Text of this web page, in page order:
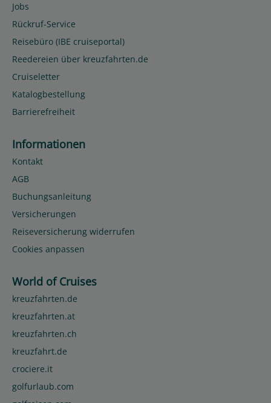
Jobs
Rückruf-Service
Reisebüro (IBE cruiseportal)
Reedereien über kreuzfahrten.de
Cruiseletter
Katalogbestellung
Barrierefreiheit
Informationen
Kontakt
AGB
Buchungsanleitung
Versicherungen
Reiseversicherung widerrufen
Cookies anpassen
World of Cruises
kreuzfahrten.de
kreuzfahrten.at
kreuzfahrten.ch
kreuzfahrt.de
crociere.it
golfurlaub.com